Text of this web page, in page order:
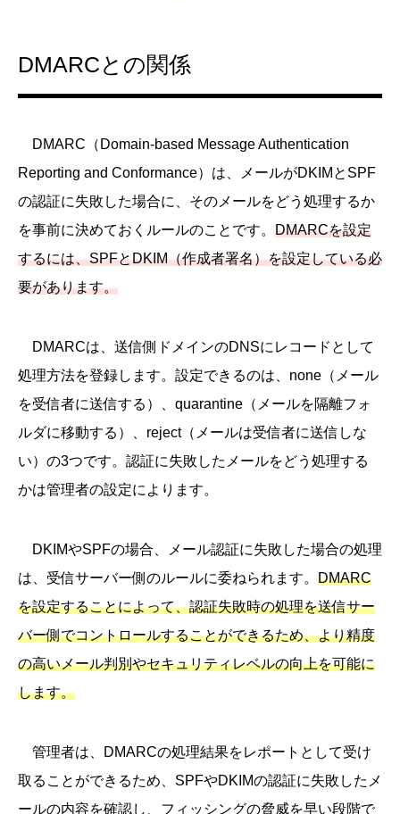
DMARCとの関係
DMARC（Domain-based Message Authentication
Reporting and Conformance）は、メールがDKIMとSPF
の認証に失敗した場合に、そのメールをどう処理するか
を事前に決めておくルールのことです。 DMARCを設定
するには、SPFとDKIM（作成者署名）を設定している必
要があります。
DMARCは、送信側ドメインのDNSにレコードとして
処理方法を登録します。設定できるのは、none（メール
を受信者に送信する）、quarantine（メールを隔離フォ
ルダに移動する）、reject（メールは受信者に送信しな
い）の3つです。認証に失敗したメールをどう処理する
かは管理者の設定によります。
DKIMやSPFの場合、メール認証に失敗した場合の処理
は、受信サーバー側のルールに委ねられます。 DMARC
を設定することによって、認証失敗時の処理を送信サー
バー側でコントロールすることができるため、より精度
の高いメール判別やセキュリティレベルの向上を可能に
します。
管理者は、DMARCの処理結果をレポートとして受け
取ることができるため、SPFやDKIMの認証に失敗したメ
ールの内容を確認し、フィッシングの脅威を早い段階で